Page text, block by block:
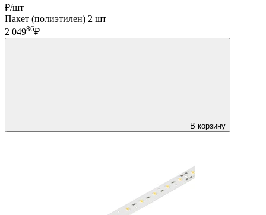
₽/шт
Пакет (полиэтилен) 2 шт
2 04986₽
В корзину